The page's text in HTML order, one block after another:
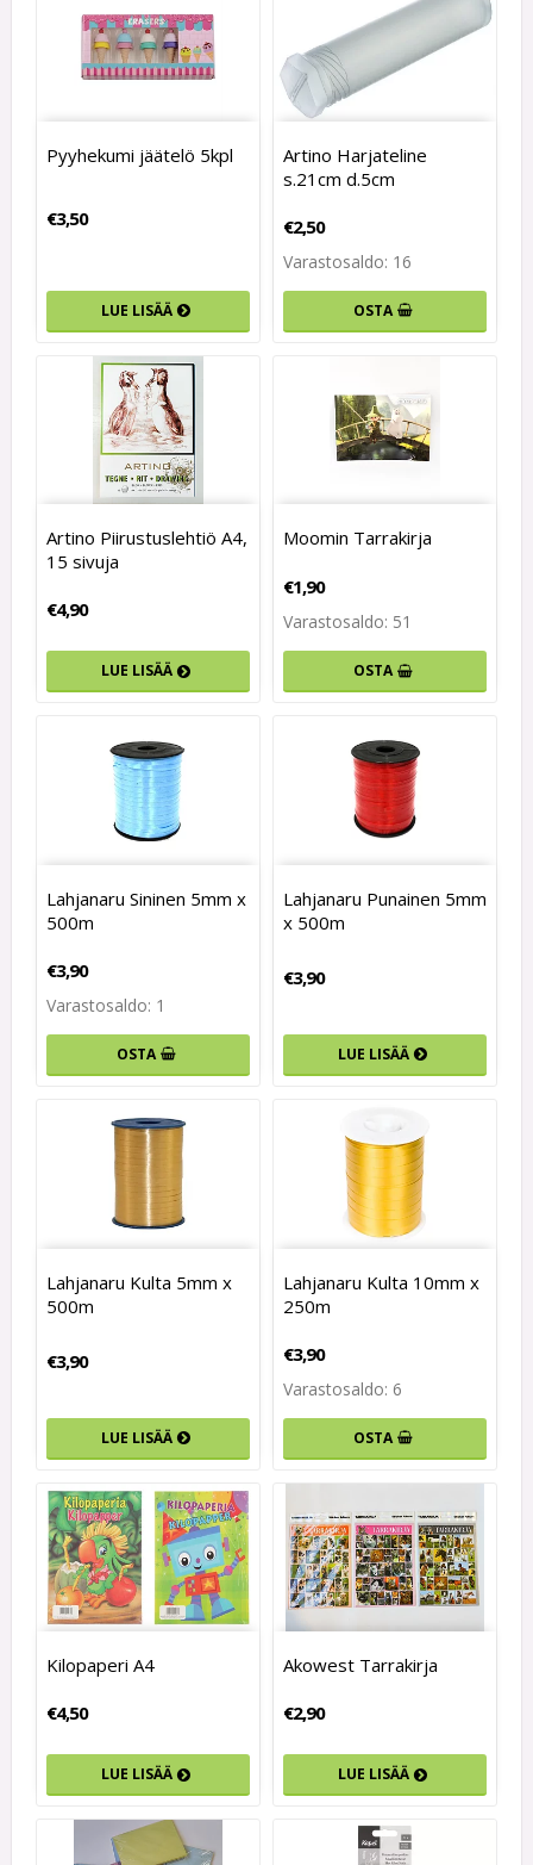
Pyyhekumi jäätelö 5kpl
€3,50
LUE LISÄÄ
Artino Harjateline
s.21cm d.5cm
€2,50
Varastosaldo: 16
OSTA
Artino Piirustuslehtiö A4,
15 sivuja
€4,90
LUE LISÄÄ
Moomin Tarrakirja
€1,90
Varastosaldo: 51
OSTA
Lahjanaru Sininen 5mm x
500m
€3,90
Varastosaldo: 1
OSTA
Lahjanaru Punainen 5mm
x 500m
€3,90
LUE LISÄÄ
Lahjanaru Kulta 5mm x
500m
€3,90
LUE LISÄÄ
Lahjanaru Kulta 10mm x
250m
€3,90
Varastosaldo: 6
OSTA
Kilopaperi A4
€4,50
LUE LISÄÄ
Akowest Tarrakirja
€2,90
LUE LISÄÄ